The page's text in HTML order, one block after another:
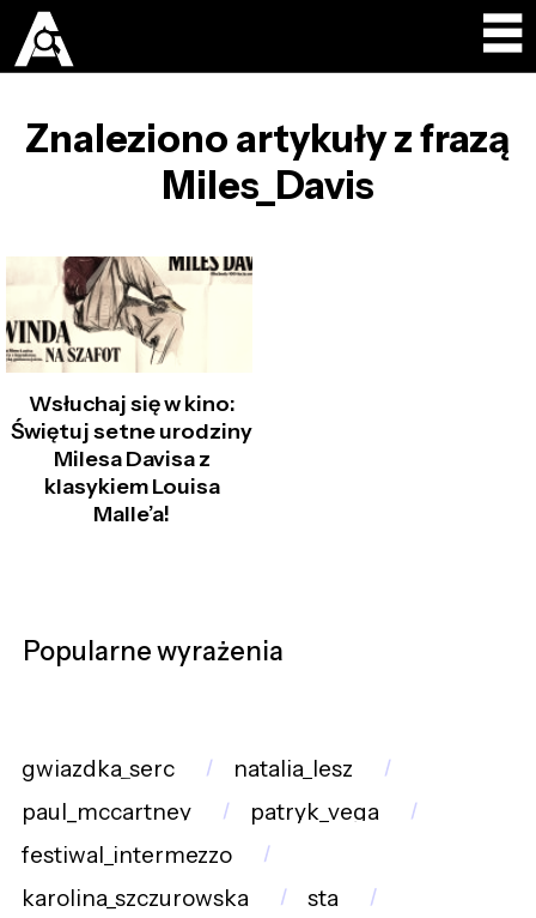
Znaleziono artykuły z frazą
Miles_Davis
Wsłuchaj się w kino:
Świętuj setne urodziny
Milesa Davisa z
klasykiem Louisa
Malle’a!
Popularne wyrażenia
gwiazdka_serc
natalia_lesz
paul_mccartney
patryk_vega
festiwal_intermezzo
karolina_szczurowska
sta